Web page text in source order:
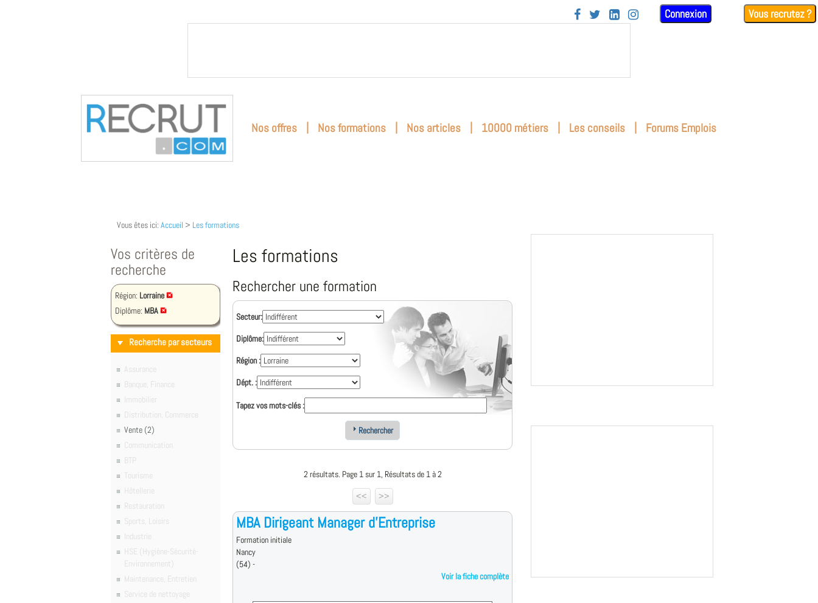
    Connexion Vous recrutez ?
Nos offres | Nos formations | Nos articles | 10000 métiers | Les conseils | Forums Emplois
Vous êtes ici: Accueil > Les formations
Vos critères de
recherche
Région: Lorraine
Diplôme: MBA
Recherche par secteurs
Assurance
Banque, Finance
Immobilier
Distribution, Commerce
Vente (2)
Communication
BTP
Tourisme
Hôtellerie
Restauration
Sports, Loisirs
Industrie
HSE (Hygiène-Sécurité-
Environnement)
Maintenance, Entretien
Service de nettoyage
Les formations
Rechercher une formation
Secteur:
Diplôme:
Région :
Dépt. :
Tapez vos mots-clés :
Rechercher
2 résultats. Page 1 sur 1, Résultats de 1 à 2
<<
>>
MBA Dirigeant Manager d'Entreprise
Formation initiale
Nancy
(54) -
Voir la fiche complète